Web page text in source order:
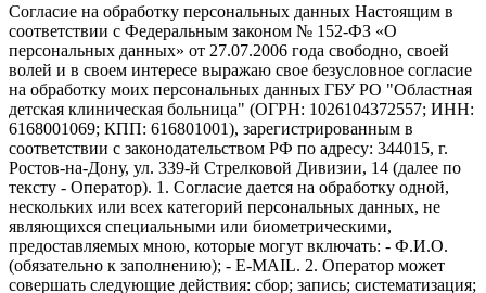
Согласие на обработку персональных данных Настоящим в
соответствии с Федеральным законом № 152-ФЗ «О
персональных данных» от 27.07.2006 года свободно, своей
волей и в своем интересе выражаю свое безусловное согласие
на обработку моих персональных данных ГБУ РО "Областная
детская клиническая больница" (ОГРН: 1026104372557; ИНН:
6168001069; КПП: 616801001), зарегистрированным в
соответствии с законодательством РФ по адресу: 344015, г.
Ростов-на-Дону, ул. 339-й Стрелковой Дивизии, 14 (далее по
тексту - Оператор). 1. Согласие дается на обработку одной,
нескольких или всех категорий персональных данных, не
являющихся специальными или биометрическими,
предоставляемых мною, которые могут включать: - Ф.И.О.
(обязательно к заполнению); - E-MAIL. 2. Оператор может
совершать следующие действия: сбор; запись; систематизация;